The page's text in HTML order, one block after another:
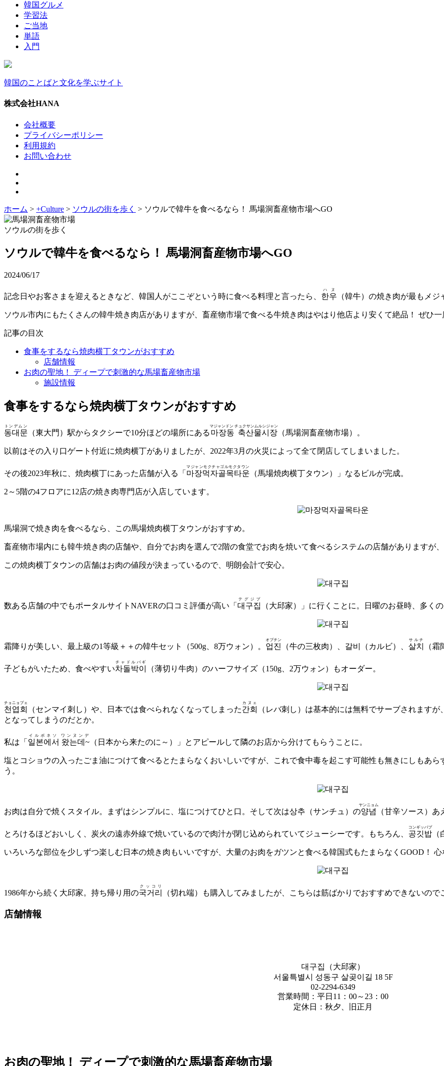
韓国グルメ
学習法
ご当地
単語
入門
韓国のことばと文化を学ぶサイト
株式会社HANA
会社概要
プライバシーポリシー
利用規約
お問い合わせ
ホーム > +Culture > ソウルの街を歩く > ソウルで韓牛を食べるなら！ 馬場洞畜産物市場へGO
ソウルの街を歩く
ソウルで韓牛を食べるなら！ 馬場洞畜産物市場へGO
2024/06/17
記念日やお客さまを迎えるときなど、韓国人がここぞという時に食べる料理と言ったら、 한우
ハヌ
（韓牛）の焼き肉が最もメジ
ソウル市内にもたくさんの韓牛焼き肉店がありますが、畜産物市場で食べる牛焼き肉はやはり他店より安くて絶品！ ぜひ一
記事の目次
食事をするなら焼肉横丁タウンがおすすめ
店舗情報
お肉の聖地！ ディープで刺激的な馬場畜産物市場
施設情報
食事をするなら焼肉横丁タウンがおすすめ
동대문
トンデムン
（東大門）駅からタクシーで10分ほどの場所にある 마장동 축산물시장
マジャンドン チュクサンムルシジャン
（馬場洞畜産物市場）。
以前はその入り口ゲート付近に焼肉横丁がありましたが、2022年3月の火災によって全て閉店してしまいました。
その後2023年秋に、焼肉横丁にあった店舗が入る「 마장먹자골목타운
マジャンモクチャゴルモクタウン
（馬場焼肉横丁タウン）」なるビルが完成。
2～5階の4フロアに12店の焼き肉専門店が入店しています。
馬場洞で焼き肉を食べるなら、この馬場焼肉横丁タウンがおすすめ。
畜産物市場内にも韓牛焼き肉の店舗や、自分でお肉を選んで2階の食堂でお肉を焼いて食べるシステムの店舗がありますが
この焼肉横丁タウンの店舗はお肉の値段が決まっているので、明朗会計で安心。
数ある店舗の中でもポータルサイトNAVERの口コミ評価が高い「 대구집
テグジプ
（大邱家）」に行くことに。日曜のお昼時、多く
霜降りが美しい、最上級の1等級＋＋の韓牛セット（500g、8万ウォン）。 업진
オプチン
（牛の三枚肉）、갈비（カルビ）、 살치
サルチ
（
子どもがいたため、食べやすい차돌박이
チャドルバギ
（薄切り牛肉）のハーフサイズ（150g、2万ウォン）もオーダー。
천엽회
チョニョプェ
（センマイ刺し）や、日本では食べられなくなってしまった간회
カヌェ
（レバ刺し）は基本的には無料でサーブされます
となってしまうのだとか。
私は「 일본에서 왔는데~
イルボネソ ワンヌンデ
（日本から来たのに～）」とアピールして隣のお店から分けてもらうことに。
塩とコショウの入ったごま油につけて食べるとたまらなくおいしいですが、これで食中毒を起こす可能性も無きにしもあ
う。
お肉は自分で焼くスタイル。まずはシンプルに、塩につけてひと口。そして次は상추（サンチュ）の양념
ヤンニョム
（甘辛ソース）あ
とろけるほどおいしく、炭火の遠赤外線で焼いているので肉汁が閉じ込められていてジューシーです。もちろん、 공깃밥
コンギッパプ
いろいろな部位を少しずつ楽しむ日本の焼き肉もいいですが、大量のお肉をガツンと食べる韓国式もたまらなくGOOD！ 心
1986年から続く大邱家。持ち帰り用の국거리
クッコリ
（切れ端）も購入してみましたが、こちらは筋ばかりでおすすめできないので
店舗情報
대구집（大邱家）
서울특별시 성동구 살곶이길 18 5F
02-2294-6349
営業時間：平日11：00～23：00
定休日：秋夕、旧正月
お肉の聖地！ ディープで刺激的な馬場畜産物市場